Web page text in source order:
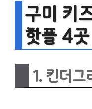
구미 키
핫플 4곳
1. 킨더그